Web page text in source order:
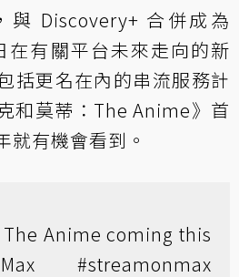
Discovery+ 合併成為
在有關平台未來走向的新
括更名在內的串流服務計
和莫蒂：The Anime》首
就有機會看到。
Anime coming this
#streamonmax